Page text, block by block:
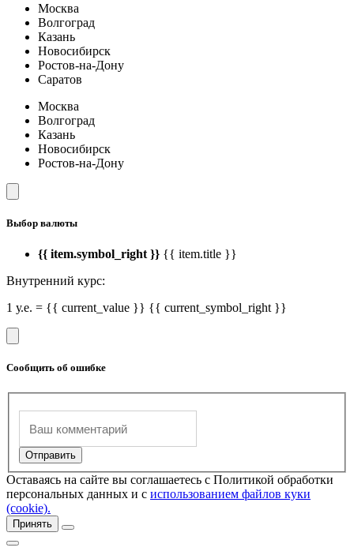
Москва
Волгоград
Казань
Новосибирск
Ростов-на-Дону
Саратов
Москва
Волгоград
Казань
Новосибирск
Ростов-на-Дону
Выбор валюты
{{ item.symbol_right }} {{ item.title }}
Внутренний курс:
1 у.е. = {{ current_value }} {{ current_symbol_right }}
Сообщить об ошибке
Оставаясь на сайте вы соглашаетесь с Политикой обработки
персональных данных и с использованием файлов куки
(cookie).
Принять